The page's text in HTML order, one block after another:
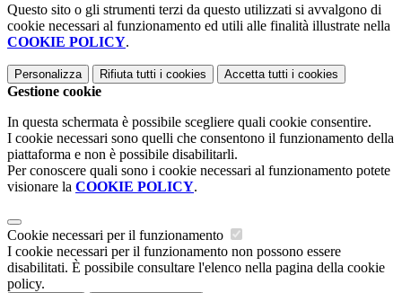
Questo sito o gli strumenti terzi da questo utilizzati si avvalgono di
cookie necessari al funzionamento ed utili alle finalità illustrate nella
COOKIE POLICY.
Personalizza Rifiuta tutti i cookies Accetta tutti i cookies
Gestione cookie
In questa schermata è possibile scegliere quali cookie consentire.
I cookie necessari sono quelli che consentono il funzionamento della
piattaforma e non è possibile disabilitarli.
Per conoscere quali sono i cookie necessari al funzionamento potete
visionare la COOKIE POLICY.
Cookie necessari per il funzionamento
I cookie necessari per il funzionamento non possono essere
disabilitati. È possibile consultare l'elenco nella pagina della cookie
policy.